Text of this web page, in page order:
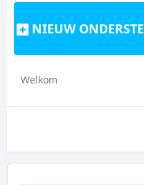
NIEUW
Welkom